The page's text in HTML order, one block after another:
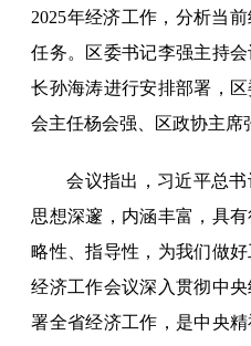
2025年经济工作，分析当
任务。区委书记李强主持
长孙海涛进行安排部署，
会主任杨会强、区政协主席
会议指出，习近平总
思想深邃，内涵丰富，具
略性、指导性，为我们做
经济工作会议深入贯彻中
署全省经济工作，是中央